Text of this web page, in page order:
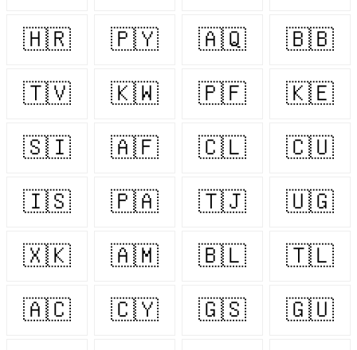
🇭🇷 🇵🇾 🇦🇶 🇧🇧
🇹🇻 🇰🇼 🇵🇫 🇰🇪
🇸🇮 🇦🇫 🇨🇱 🇨🇺
🇮🇸 🇵🇦 🇹🇯 🇺🇬
🇽🇰 🇦🇲 🇧🇱 🇹🇱
🇦🇨 🇨🇾 🇬🇸 🇬🇺